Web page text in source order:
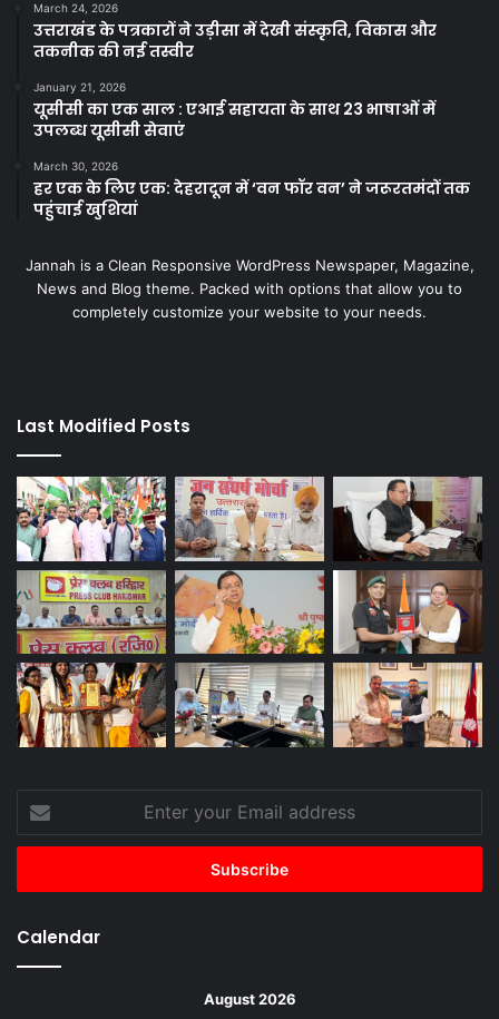
March 24, 2026
उत्तराखंड के पत्रकारों ने उड़ीसा में देखी संस्कृति, विकास और
तकनीक की नई तस्वीर
January 21, 2026
यूसीसी का एक साल : एआई सहायता के साथ 23 भाषाओं में
उपलब्ध यूसीसी सेवाएं
March 30, 2026
हर एक के लिए एक: देहरादून में ‘वन फॉर वन’ ने जरूरतमंदों तक
पहुंचाई खुशियां
Jannah is a Clean Responsive WordPress Newspaper, Magazine,
News and Blog theme. Packed with options that allow you to
completely customize your website to your needs.
Last Modified Posts
your
Email
Calendar
August 2026